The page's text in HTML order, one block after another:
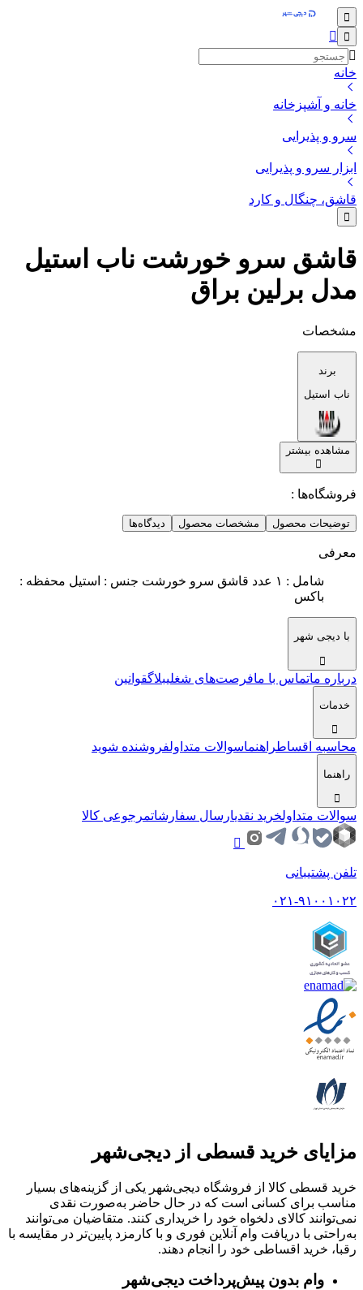
خانه
خانه و آشپزخانه
سرو و پذیرایی
ابزار سرو و پذیرایی
قاشق، چنگال و کارد
قاشق سرو خورشت ناب استیل
مدل برلین براق
مشخصات
برند
ناب استیل
مشاهده بیشتر
فروشگاه‌ها :
توضیحات محصول مشخصات محصول دیدگاه‌ها
معرفی
شامل : ۱ عدد قاشق سرو خورشت جنس : استیل محفظه :
باکس
با دیجی شهر
درباره ماتماس با مافرصت‌های شغلیبلاگقوانین
خدمات
محاسبه اقساطراهنماسوالات متداولفروشنده شوید
راهنما
سوالات متداولخرید نقدیارسال سفارشاتمرجوعی کالا
تلفن پشتیبانی
۰۲۱-۹۱۰۰۱۰۲۲
مزایای خرید قسطی از دیجی‌شهر
خرید قسطی کالا از فروشگاه دیجی‌شهر یکی از گزینه‌های بسیار
مناسب برای کسانی است که در حال حاضر به‌صورت نقدی
نمی‌توانند کالای دلخواه خود را خریداری کنند. متقاضیان می‌توانند
به‌راحتی با دریافت وام آنلاین فوری و با کارمزد پایین‌تر در مقایسه با
رقبا، خرید اقساطی خود را انجام دهند.
وام بدون پیش‌پرداخت‌ دیجی‌شهر